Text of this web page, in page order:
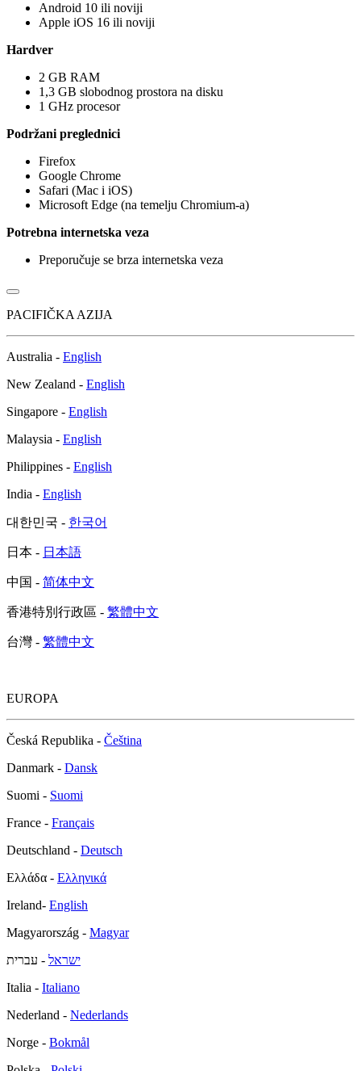
Android 10 ili noviji
Apple iOS 16 ili noviji
Hardver​​​
2 GB RAM​
1,3 GB slobodnog prostora na disku
1 GHz procesor
Podržani preglednici​​​
Firefox​
Google Chrome
Safari (Mac i iOS)​
Microsoft Edge (na temelju Chromium-a)
Potrebna internetska veza
Preporučuje se brza internetska veza​​
PACIFIČKA AZIJA
Australia - English
New Zealand - English
Singapore - English
Malaysia - English
Philippines - English
India - English
대한민국 - 한국어
日本 - 日本語
中国 - 简体中文
香港特別行政區 - 繁體中文
台灣 - 繁體中文
EUROPA
Česká Republika - Čeština
Danmark - Dansk
Suomi - Suomi
France - Français
Deutschland - Deutsch
Ελλάδα - Ελληνικά
Ireland- English
Magyarország - Magyar
ישראל - עברית
Italia - Italiano
Nederland - Nederlands
Norge - Bokmål